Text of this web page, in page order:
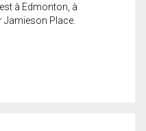
à Edmonton, à
Jamieson Place.